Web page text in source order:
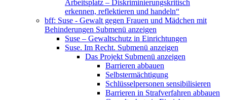
Arbeitsplatz – Diskriminierungskritisch
erkennen, reflektieren und handeln“
bff: Suse - Gewalt gegen Frauen und Mädchen mit
Behinderungen Submenü anzeigen
Suse – Gewaltschutz in Einrichtungen
Suse. Im Recht. Submenü anzeigen
Das Projekt Submenü anzeigen
Barrieren abbauen
Selbstermächtigung
Schlüsselpersonen sensibilisieren
Barrieren in Strafverfahren abbauen